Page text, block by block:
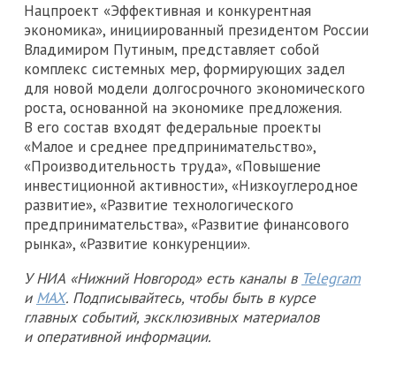
Нацпроект «Эффективная и конкурентная
экономика», инициированный президентом России
Владимиром Путиным, представляет собой
комплекс системных мер, формирующих задел
для новой модели долгосрочного экономического
роста, основанной на экономике предложения.
В его состав входят федеральные проекты
«Малое и среднее предпринимательство»,
«Производительность труда», «Повышение
инвестиционной активности», «Низкоуглеродное
развитие», «Развитие технологического
предпринимательства», «Развитие финансового
рынка», «Развитие конкуренции».
У НИА «Нижний Новгород» есть каналы в Telegram
и MAX. Подписывайтесь, чтобы быть в курсе
главных событий, эксклюзивных материалов
и оперативной информации.